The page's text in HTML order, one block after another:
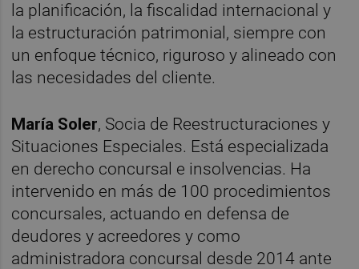
la planificación, la fiscalidad internacional y
la estructuración patrimonial, siempre con
un enfoque técnico, riguroso y alineado con
las necesidades del cliente.
María Soler, Socia de Reestructuraciones y
Situaciones Especiales. Está especializada
en derecho concursal e insolvencias. Ha
intervenido en más de 100 procedimientos
concursales, actuando en defensa de
deudores y acreedores y como
administradora concursal desde 2014 ante